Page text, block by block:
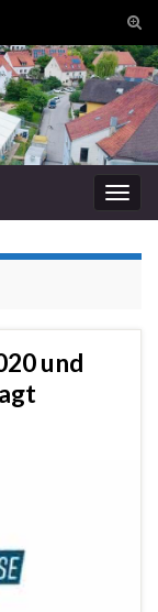
und